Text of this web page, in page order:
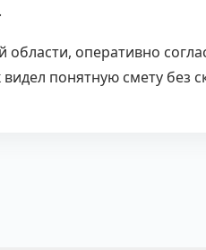
оперативно
понятную смету без